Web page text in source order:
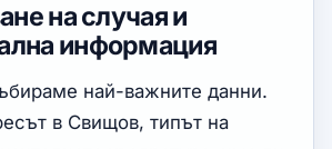
на случая и
информация
най-важните данни.
в Свищов, типът на